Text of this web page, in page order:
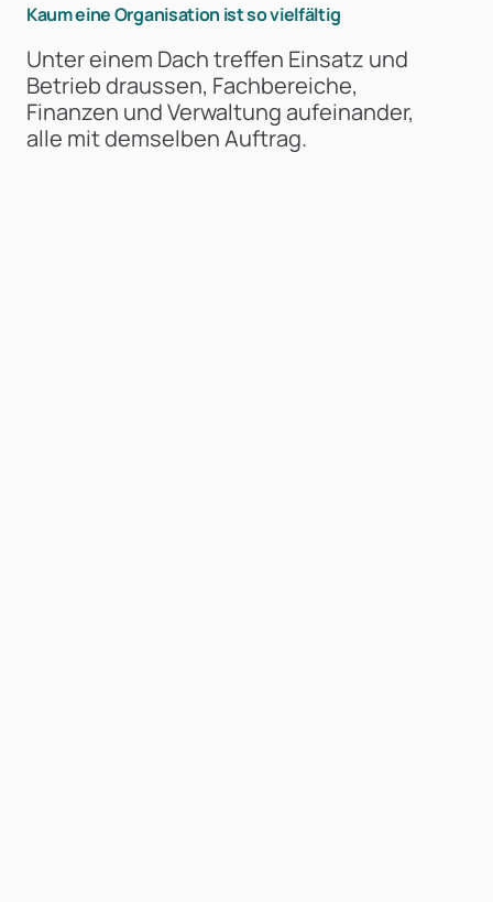
Kaum eine Organisation ist so vielfältig
Unter einem Dach treffen Einsatz und
Betrieb draussen, Fachbereiche,
Finanzen und Verwaltung aufeinander,
alle mit demselben Auftrag.